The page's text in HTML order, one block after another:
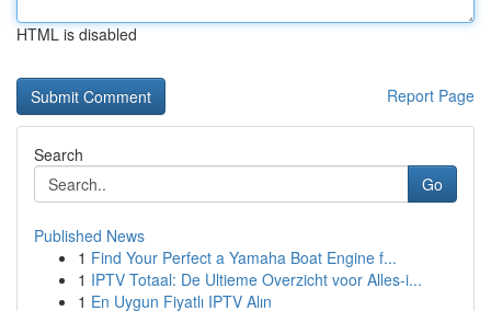
HTML is disabled
Report Page
Search
Go
Published News
1 Find Your Perfect a Yamaha Boat Engine f...
1 IPTV Totaal: De Ultieme Overzicht voor Alles-i...
1 En Uygun Fiyatlı IPTV Alın